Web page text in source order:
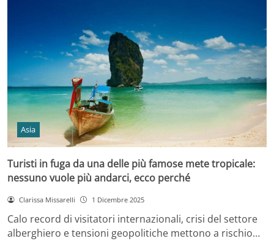
Asia
Turisti in fuga da una delle più famose mete tropicale:
nessuno vuole più andarci, ecco perché
Clarissa Missarelli 1 Dicembre 2025
Calo record di visitatori internazionali, crisi del settore
alberghiero e tensioni geopolitiche mettono a rischio…